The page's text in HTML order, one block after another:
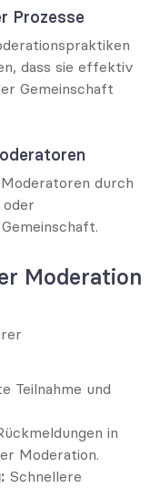
Prozesse
dass sie effektiv
Gemeinschaft
durch
Moderation
Teilnahme und
in
Moderation.
Schnellere